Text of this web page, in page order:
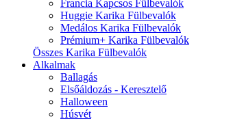
Francia Kapcsos Fülbevalók
Huggie Karika Fülbevalók
Medálos Karika Fülbevalók
Prémium+ Karika Fülbevalók
Összes Karika Fülbevalók
Alkalmak
Ballagás
Elsőáldozás - Keresztelő
Halloween
Húsvét